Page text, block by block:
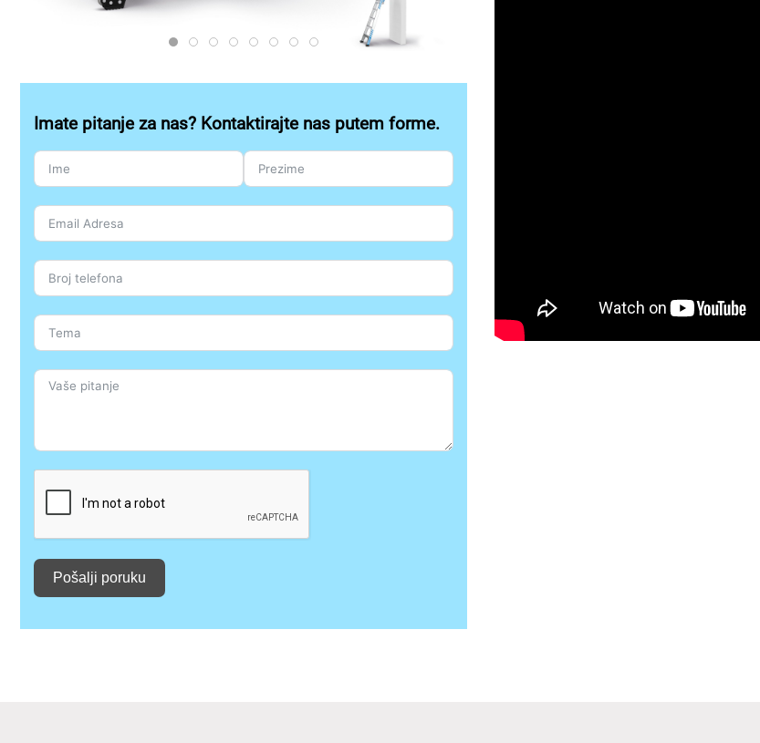
ZARGES 40331 PROD TECH ST 01 7
ZARGES 40331 PROD TECH 3D 10 10
ZARGES 40331 PROD TECH 3D 08 11
ZARGES 40331 PROD TECH 3D 07 11
ZARGES 40331 PROD TECH 3D 04 11
ZARGES Z EI 40331 2305 0765665 11
ZARGES Z EI 40331 2305 0765897 6
ZARGES Z EI 40331 2305 0766051 6
Imate pitanje za nas? Kontaktirajte nas putem forme.
Pošalji poruku